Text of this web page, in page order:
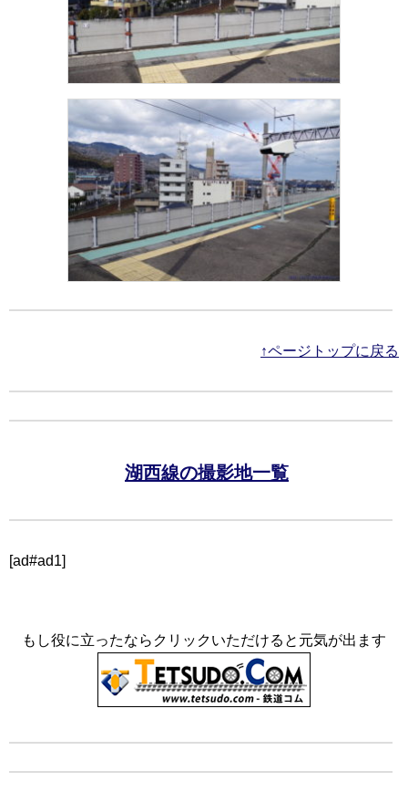
↑ページトップに戻る
湖西線の撮影地一覧
[ad#ad1]
もし役に立ったならクリックいただけると元気が出ます